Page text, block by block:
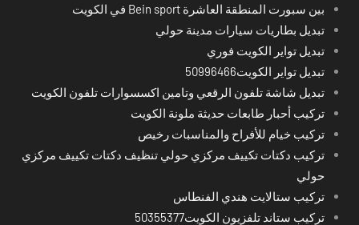
بين سبورت المنطقة العاشرة Bein sport في الكويت
تبديل بطاريات سيارات مدينة حولي
تبديل تواير الكويت فوري
تبديل تواير الكويت50996466
تبديل شاشة تلفون الرقعي وتامين اكسسوارات تلفون الكويت
تركيب أحبار طابعات حديثة ملونة الكويت
تركيب خيام للأفراح والمناسبات رخيص
تركيب دكتات تكييف مركزي حولي تنظيف دكتات تكييف مركزي
حولي
تركيب ستالايت هندي الفنطاس
تركيب ستاند تلفزيون الكويت50355377